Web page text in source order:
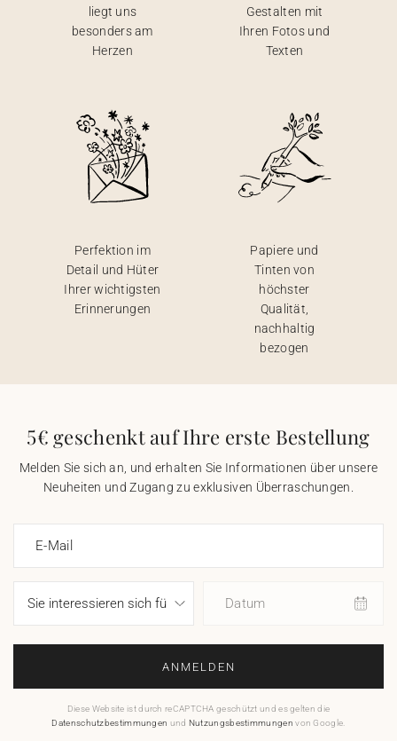
liegt uns
besonders am
Herzen
Gestalten mit
Ihren Fotos und
Texten
Perfektion im
Detail und Hüter
Ihrer wichtigsten
Erinnerungen
Papiere und
Tinten von
höchster
Qualität,
nachhaltig
bezogen
5€ geschenkt auf Ihre erste Bestellung
Melden Sie sich an, und erhalten Sie Informationen über unsere
Neuheiten und Zugang zu exklusiven Überraschungen.
E-Mail
Datum
ANMELDEN
Diese Website ist durch reCAPTCHA geschützt und es gelten die
Datenschutzbestimmungen und Nutzungsbestimmungen von Google.